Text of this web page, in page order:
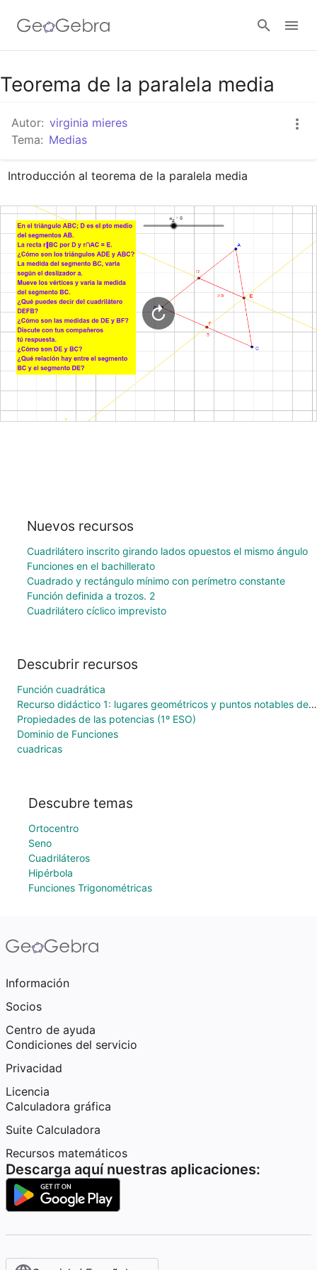
Google Classroom
GeoGebra Classroom
Abrir sesión
Teorema de la paralela media
Autor: virginia mieres
Tema: Medias
Introducción al teorema de la paralela media
Nuevos recursos
Cuadrilátero inscrito girando lados opuestos el mismo ángulo
Funciones en el bachillerato
Cuadrado y rectángulo mínimo con perímetro constante
Función definida a trozos. 2
Cuadrilátero cíclico imprevisto
Descubrir recursos
Función cuadrática
Recurso didáctico 1: lugares geométricos y puntos notables del triángulo
Propiedades de las potencias (1º ESO)
Dominio de Funciones
cuadricas
Descubre temas
Ortocentro
Seno
Cuadriláteros
Hipérbola
Funciones Trigonométricas
Información
Socios
Centro de ayuda
Condiciones del servicio
Privacidad
Licencia
Calculadora gráfica
Suite Calculadora
Recursos matemáticos
Descarga aquí nuestras aplicaciones: